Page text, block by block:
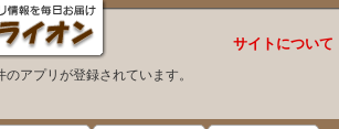
サイトについて
のアプリが登録されています。